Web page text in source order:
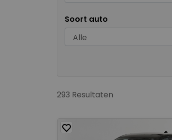
Soort auto
293 Resultaten